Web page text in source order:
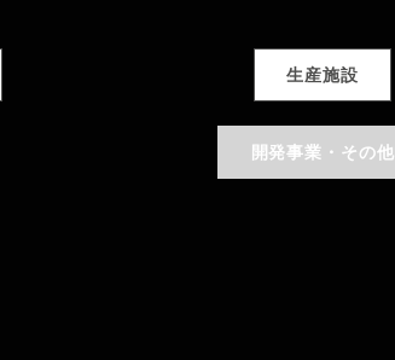
生産施設
開発事業・その他